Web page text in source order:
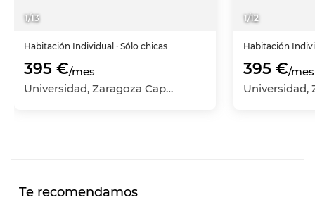
1/13
Habitación Individual · Sólo chicas
395 €/mes
Universidad, Zaragoza Capital, Zaragoza
1/12
Habitación
395 €/mes
Te recomendamos